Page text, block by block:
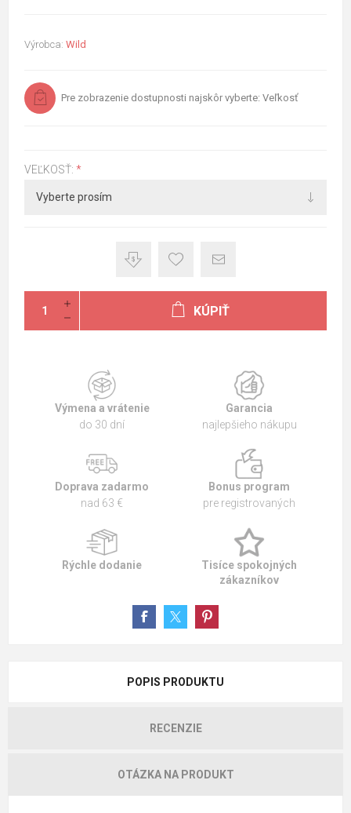
Výrobca: Wild
Pre zobrazenie dostupnosti najskôr vyberte: Veľkosť
VEĽKOSŤ: *
KÚPIŤ
Výmena a vrátenie
do 30 dní
Garancia
najlepšieho nákupu
Doprava zadarmo
nad 63 €
Bonus program
pre registrovaných
Rýchle dodanie
Tisíce spokojných
zákazníkov
POPIS PRODUKTU
RECENZIE
OTÁZKA NA PRODUKT